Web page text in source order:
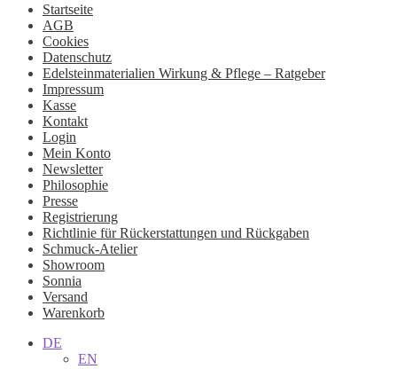
Startseite
AGB
Cookies
Datenschutz
Edelsteinmaterialien Wirkung & Pflege – Ratgeber
Impressum
Kasse
Kontakt
Login
Mein Konto
Newsletter
Philosophie
Presse
Registrierung
Richtlinie für Rückerstattungen und Rückgaben
Schmuck-Atelier
Showroom
Sonnia
Versand
Warenkorb
DE
EN